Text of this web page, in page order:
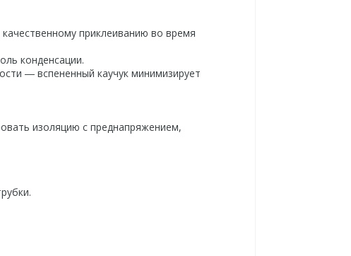
приклеиванию во время
конденсации.
― вспененный каучук минимизирует
изоляцию с преднапряжением,